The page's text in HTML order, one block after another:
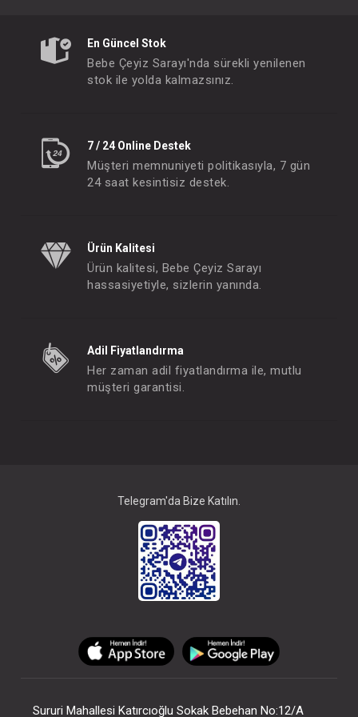
En Güncel Stok
Bebe Çeyiz Sarayı'nda sürekli yenilenen
stok ile yolda kalmazsınız.
7 / 24 Online Destek
Müşteri memnuniyeti politikasıyla, 7 gün
24 saat kesintisiz destek.
Ürün Kalitesi
Ürün kalitesi, Bebe Çeyiz Sarayı
hassasiyetiyle, sizlerin yanında.
Adil Fiyatlandırma
Her zaman adil fiyatlandırma ile, mutlu
müşteri garantisi.
Telegram'da Bize Katılın.
Sururi Mahallesi Katırcıoğlu Sokak Bebehan No:12/A